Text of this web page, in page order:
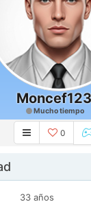
Mucho tiempo
0
33 años